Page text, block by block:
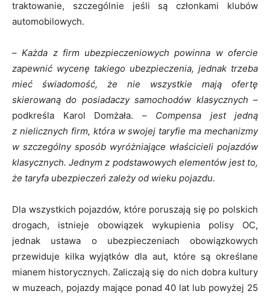
traktowanie, szczególnie jeśli są członkami klubów
automobilowych.
– Każda z firm ubezpieczeniowych powinna w ofercie
zapewnić wycenę takiego ubezpieczenia, jednak trzeba
mieć świadomość, że nie wszystkie mają ofertę
skierowaną do posiadaczy samochodów klasycznych –
podkreśla Karol Domżała. – Compensa jest jedną
z nielicznych firm, która w swojej taryfie ma mechanizmy
w szczególny sposób wyróżniające właścicieli pojazdów
klasycznych. Jednym z podstawowych elementów jest to,
że taryfa ubezpieczeń zależy od wieku pojazdu.
Dla wszystkich pojazdów, które poruszają się po polskich
drogach, istnieje obowiązek wykupienia polisy OC,
jednak ustawa o ubezpieczeniach obowiązkowych
przewiduje kilka wyjątków dla aut, które są określane
mianem historycznych. Zaliczają się do nich dobra kultury
w muzeach, pojazdy mające ponad 40 lat lub powyżej 25